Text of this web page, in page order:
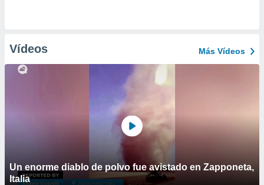
Vídeos Más Vídeos
Un enorme diablo de polvo fue avistado en Zapponeta,
Italia